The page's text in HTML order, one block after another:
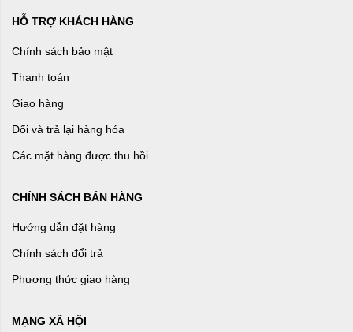
HỖ TRỢ KHÁCH HÀNG
Chính sách bảo mật
Thanh toán
Giao hàng
Đổi và trả lại hàng hóa
Các mặt hàng được thu hồi
CHÍNH SÁCH BÁN HÀNG
Hướng dẫn đặt hàng
Chính sách đổi trả
Phương thức giao hàng
MẠNG XÃ HỘI